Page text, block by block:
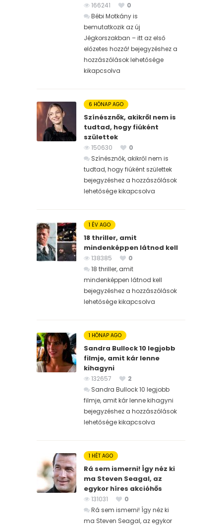
166241
0
Bébi Motkány is
bemutatkozik az új
Jégkorszakban – itt az első
előzetes hozzá! bejegyzéshez a
hozzászólások lehetősége
kikapcsolva
6 HÓNAP AGO
Színésznők, akikről nem is
tudtad, hogy fiúként
születtek
150630
0
Színésznők, akikről nem is
tudtad, hogy fiúként születtek
bejegyzéshez a hozzászólások
lehetősége kikapcsolva
1 ÉV AGO
18 thriller, amit
mindenképpen látnod kell
138385
0
18 thriller, amit
mindenképpen látnod kell
bejegyzéshez a hozzászólások
lehetősége kikapcsolva
1 HÓNAP AGO
Sandra Bullock 10 legjobb
filmje, amit kár lenne
kihagyni
132657
2
Sandra Bullock 10 legjobb
filmje, amit kár lenne kihagyni
bejegyzéshez a hozzászólások
lehetősége kikapcsolva
1 HÉT AGO
Rá sem ismerni! Így néz ki
ma Steven Seagal, az
egykor híres akcióhős
131031
0
Rá sem ismerni! Így néz ki
ma Steven Seagal, az egykor